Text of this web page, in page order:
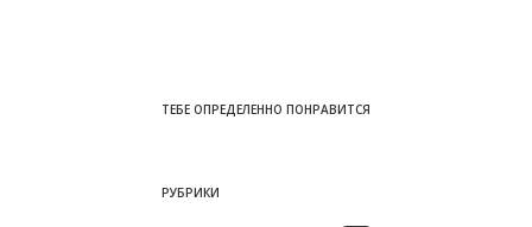
ТЕБЕ ОПРЕДЕЛЕННО ПОНРАВИТСЯ
РУБРИКИ